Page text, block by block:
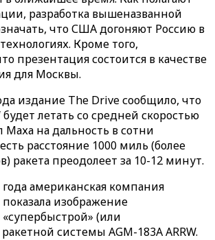
разработка вышеназванной
что США догоняют Россию в
Кроме того,
презентация состоится в качестве
для Москвы.
издание The Drive сообщило, что
будет летать со средней скоростью
Маха на дальность в сотни
расстояние 1000 миль (более
ракета преодолеет за 10-12 минут.
американская компания
изображение
(или
системы AGM-183A ARRW.